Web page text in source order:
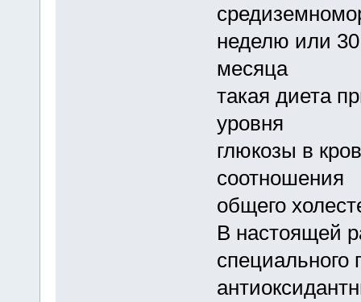
неделю или 30
месяца
такая диета
уровня
глюкозы в
соотношения
общего
В настоящей
специального